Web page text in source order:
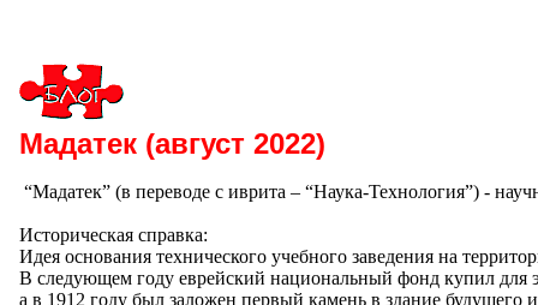
Мадатек (август 2022)
“Мадатек” (в переводе с иврита – “Наука-Технология”) -
Историческая справка:
Идея основания технического учебного заведения на
В следующем году еврейский национальный фонд купил для
а в 1912 году был заложен первый камень в здание будущего